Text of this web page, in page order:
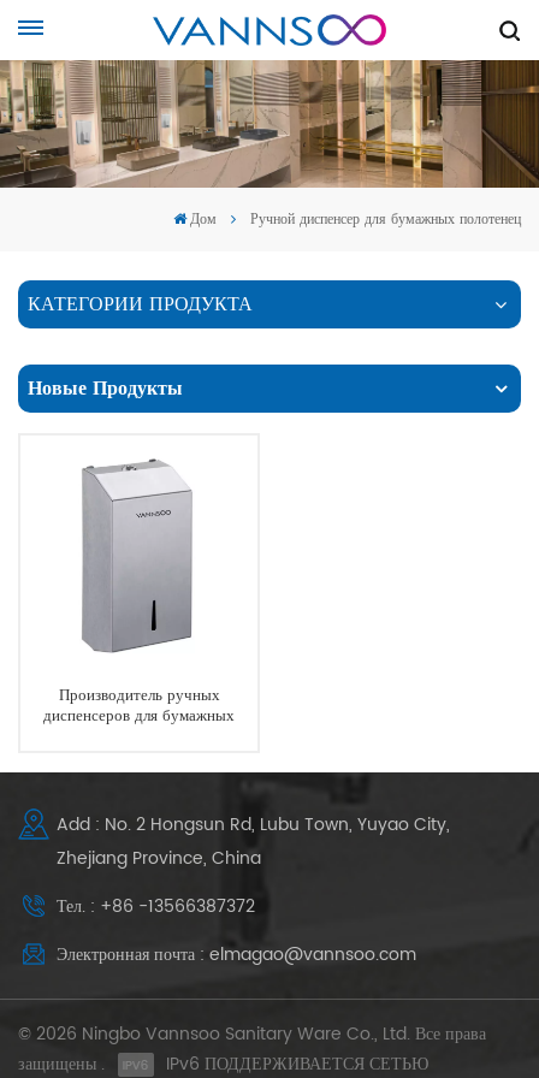
Дом Ручной диспенсер для бумажных полотенец
КАТЕГОРИИ ПРОДУКТА
Новые Продукты
Производитель ручных
диспенсеров для бумажных
Add : No. 2 Hongsun Rd, Lubu Town, Yuyao City,
Zhejiang Province, China
Тел. : +86 -13566387372
Электронная почта : elmagao@vannsoo.com
© 2026 Ningbo Vannsoo Sanitary Ware Co., Ltd. Все права
защищены .
IPv6 ПОДДЕРЖИВАЕТСЯ СЕТЬЮ